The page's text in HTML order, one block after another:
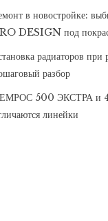
в новостройке:
DESIGN под
радиаторов при
разбор
500 ЭКСТРА и
линейки